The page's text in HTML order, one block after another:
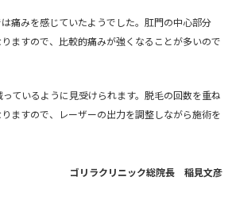
痛みを感じていたようでした。肛門の中心部分
ますので、比較的痛みが強くなることが多いので
ているように見受けられます。脱毛の回数を重ね
ますので、レーザーの出力を調整しながら施術を
ゴリラクリニック総院長 稲見文彦